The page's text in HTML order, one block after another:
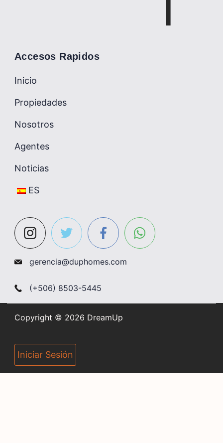
Accesos Rapidos
Inicio
Propiedades
Nosotros
Agentes
Noticias
ES
gerencia@duphomes.com
(+506) 8503-5445
Copyright © 2026 DreamUp
Iniciar Sesión